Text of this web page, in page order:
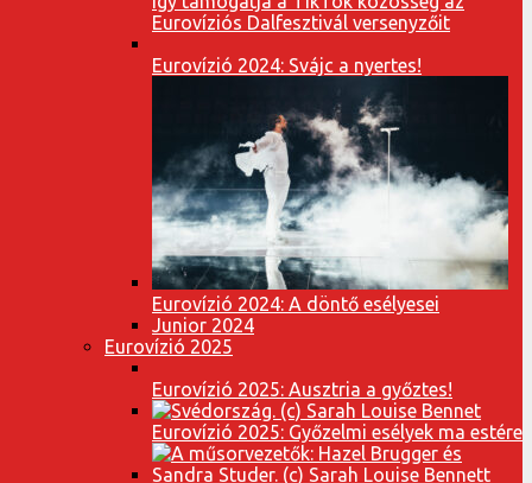
Eurovíziós Dalfesztivál versenyzőit
Eurovízió 2024: Svájc a nyertes!
Eurovízió 2024: A döntő esélyesei
Junior 2024
Eurovízió 2025
Eurovízió 2025: Ausztria a győztes!
Eurovízió 2025: Győzelmi esélyek ma estére